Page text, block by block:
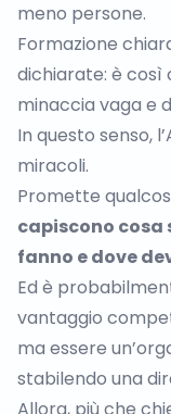
meno persone.
Formazione
dichiarate: è così
minaccia vaga e
In questo senso,
miracoli.
Promette
capiscono cosa
fanno e dove
Ed è
vantaggio
ma essere
stabilendo una